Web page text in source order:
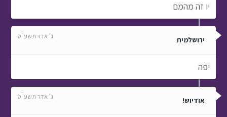
יו זה מהמם
ירושלמית ג' אדר תשע"ט
יפה
אודיוש! ג' אדר תשע"ט